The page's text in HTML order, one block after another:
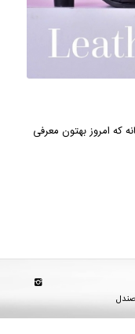
که امروز بهتون معرفی